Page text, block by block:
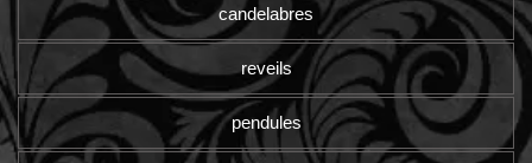
candelabres
reveils
pendules